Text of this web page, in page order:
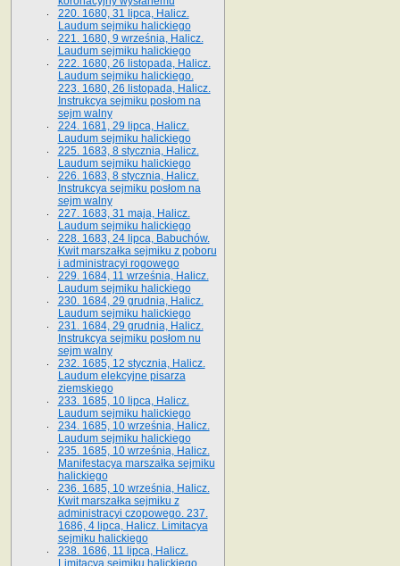
220. 1680, 31 lipca, Halicz.
Laudum sejmiku halickiego
221. 1680, 9 września, Halicz.
Laudum sejmiku halickiego
222. 1680, 26 listopada, Halicz.
Laudum sejmiku halickiego.
223. 1680, 26 listopada, Halicz.
Instrukcya sejmiku posłom na
sejm walny
224. 1681, 29 lipca, Halicz.
Laudum sejmiku halickiego
225. 1683, 8 stycznia, Halicz.
Laudum sejmiku halickiego
226. 1683, 8 stycznia, Halicz.
Instrukcya sejmiku posłom na
sejm walny
227. 1683, 31 maja, Halicz.
Laudum sejmiku halickiego
228. 1683, 24 lipca, Babuchów.
Kwit marszałka sejmiku z poboru
i administracyi rogowego
229. 1684, 11 września, Halicz.
Laudum sejmiku halickiego
230. 1684, 29 grudnia, Halicz.
Laudum sejmiku halickiego
231. 1684, 29 grudnia, Halicz.
Instrukcya sejmiku posłom nu
sejm walny
232. 1685, 12 stycznia, Halicz.
Laudum elekcyjne pisarza
ziemskiego
233. 1685, 10 lipca, Halicz.
Laudum sejmiku halickiego
234. 1685, 10 września, Halicz.
Laudum sejmiku halickiego
235. 1685, 10 września, Halicz.
Manifestacya marszałka sejmiku
halickiego
236. 1685, 10 września, Halicz.
Kwit marszałka sejmiku z
administracyi czopowego. 237.
1686, 4 lipca, Halicz. Limitacya
sejmiku halickiego
238. 1686, 11 lipca, Halicz.
Limitacya sejmiku halickiego.